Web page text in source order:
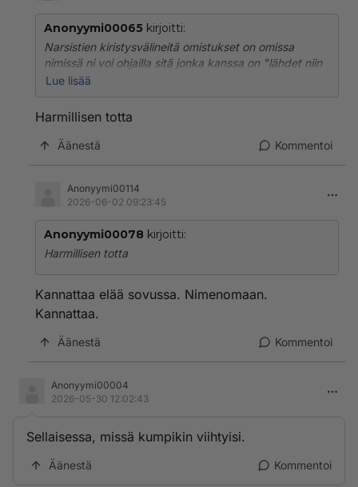
Anonyymi00065 kirjoitti:
Narsistien kiristysvälineitä omistukset on omissa
nimissä ni voi ohjailla sitä jonka kanssa on "lähdet niin
et saa mitään" eipäs ole ositus avoliitossakaannihan
kaikesta jos asiasta riita tehdään
Lue lisää
Harmillisen totta
Äänestä Kommentoi
Anonyymi00114
2026-06-02 09:23:45
Anonyymi00078 kirjoitti:
Harmillisen totta
Kannattaa elää sovussa. Nimenomaan.
Kannattaa.
Äänestä Kommentoi
Anonyymi00004
2026-05-30 12:02:43
Sellaisessa, missä kumpikin viihtyisi.
Äänestä Kommentoi